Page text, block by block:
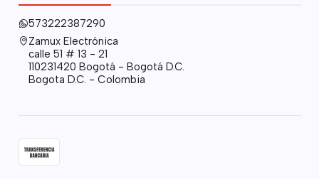
573222387290
Zamux Electrónica
calle 51 # 13 - 21
110231420 Bogotá - Bogotá D.C.
Bogota D.C. - Colombia